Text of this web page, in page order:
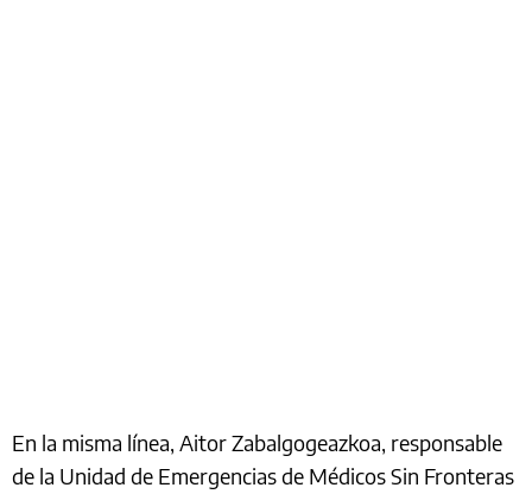
En la misma línea, Aitor Zabalgogeazkoa, responsable
de la Unidad de Emergencias de Médicos Sin Fronteras